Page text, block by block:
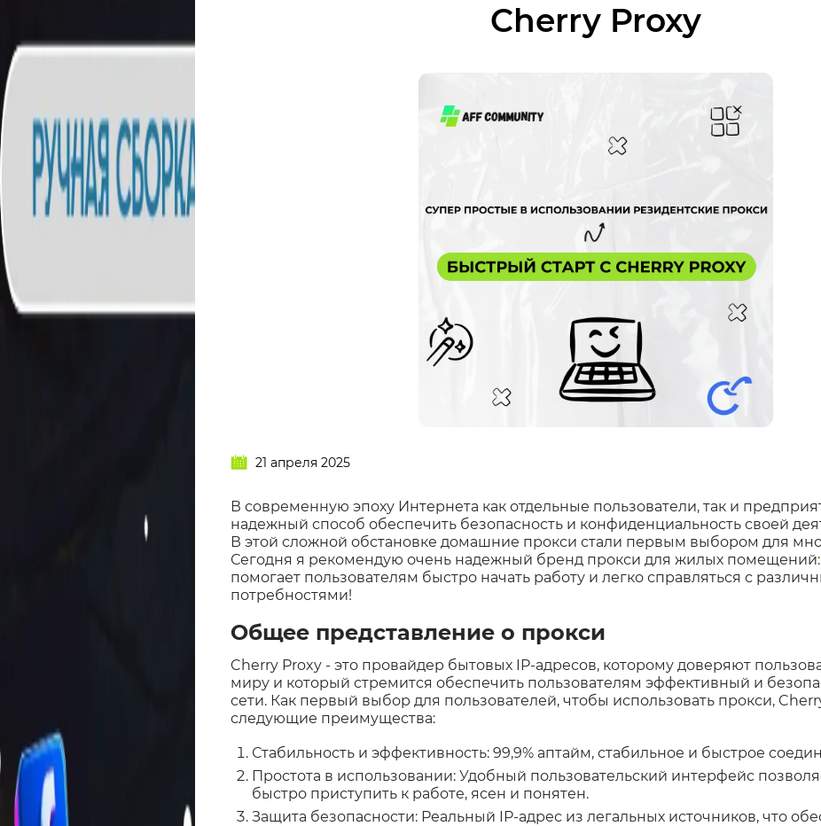
Cherry Proxy
21 апреля 2025
В современную эпоху Интернета как отдельные пользователи, так и
надежный способ обеспечить безопасность и конфиденциальность своей
В этой сложной обстановке домашние прокси стали первым выбором для
Сегодня я рекомендую очень надежный бренд прокси для жилых помещений:
помогает пользователям быстро начать работу и легко справляться с
потребностями!
Общее представление о прокси
Cherry Proxy - это провайдер бытовых IP-адресов, которому доверяют
миру и который стремится обеспечить пользователям эффективный и
сети. Как первый выбор для пользователей, чтобы использовать прокси,
следующие преимущества:
Стабильность и эффективность: 99,9% аптайм, стабильное и быстрое
Простота в использовании: Удобный пользовательский интерфейс
быстро приступить к работе, ясен и понятен.
Защита безопасности: Реальный IP-адрес из легальных источников, что